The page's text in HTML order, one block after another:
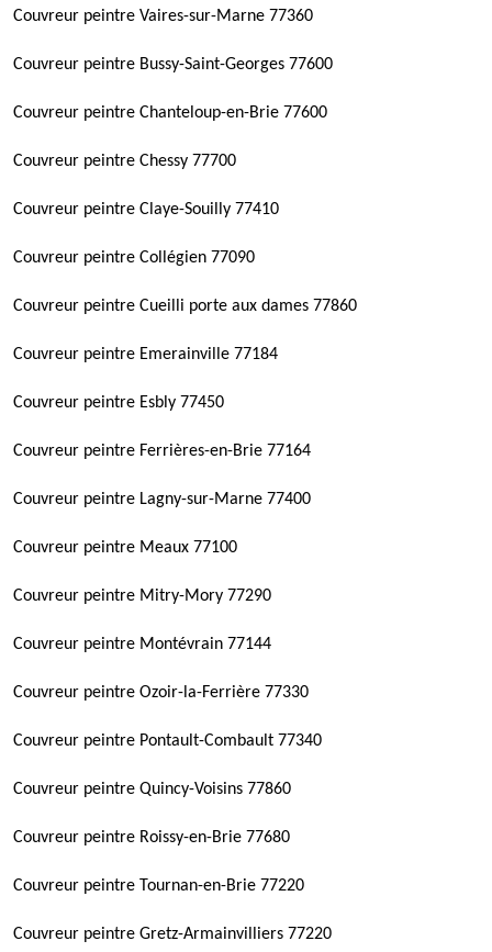
Couvreur peintre Vaires-sur-Marne 77360
Couvreur peintre Bussy-Saint-Georges 77600
Couvreur peintre Chanteloup-en-Brie 77600
Couvreur peintre Chessy 77700
Couvreur peintre Claye-Souilly 77410
Couvreur peintre Collégien 77090
Couvreur peintre Cueilli porte aux dames 77860
Couvreur peintre Emerainville 77184
Couvreur peintre Esbly 77450
Couvreur peintre Ferrières-en-Brie 77164
Couvreur peintre Lagny-sur-Marne 77400
Couvreur peintre Meaux 77100
Couvreur peintre Mitry-Mory 77290
Couvreur peintre Montévrain 77144
Couvreur peintre Ozoir-la-Ferrière 77330
Couvreur peintre Pontault-Combault 77340
Couvreur peintre Quincy-Voisins 77860
Couvreur peintre Roissy-en-Brie 77680
Couvreur peintre Tournan-en-Brie 77220
Couvreur peintre Gretz-Armainvilliers 77220